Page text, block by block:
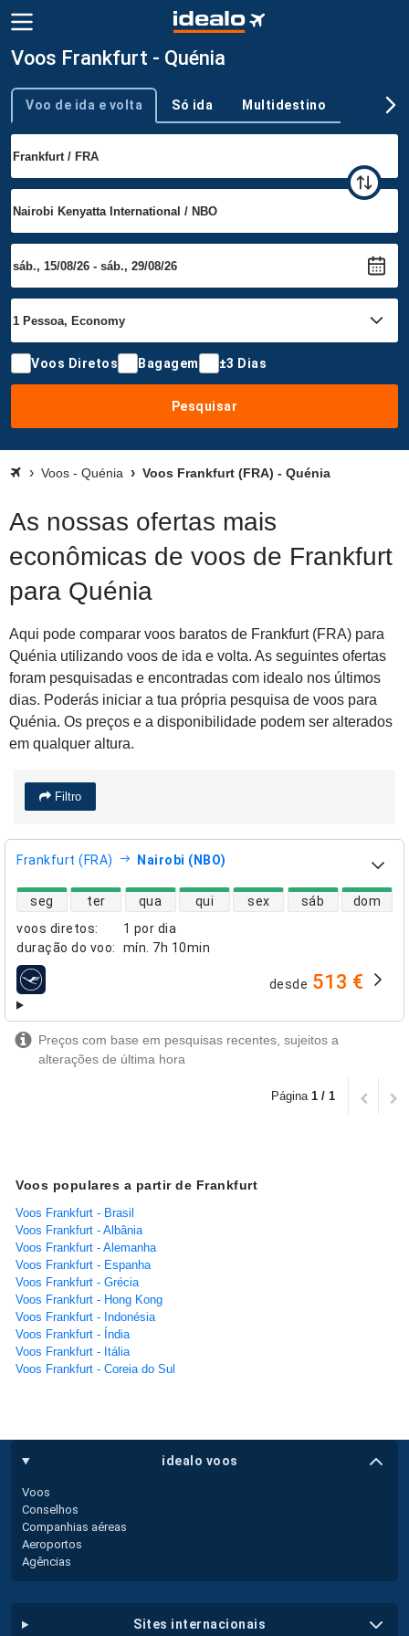
Voos Frankfurt - Quénia
Tipo de viagem
Voo de ida e volta Só ida Multidestino
Voos Diretos Bagagem ±3 Dias
Pesquisar
Voos - Quénia Voos Frankfurt (FRA) - Quénia
As nossas ofertas mais
econômicas de voos de Frankfurt
para Quénia
Aqui pode comparar voos baratos de Frankfurt (FRA) para
Quénia utilizando voos de ida e volta. As seguintes ofertas
foram pesquisadas e encontradas com idealo nos últimos
dias. Poderás iniciar a tua própria pesquisa de voos para
Quénia. Os preços e a disponibilidade podem ser alterados
em qualquer altura.
Filtro
Frankfurt (FRA) Nairobi (NBO)
voos diretos:
1 por dia
duração do voo: mín. 7h 10min
disponibilidade de voos diretos
seg ter qua qui sex sáb dom
companhias aéreas desde 513 €
Preços com base em pesquisas recentes, sujeitos a
alterações de última hora
Página 1 / 1
Voos populares a partir de Frankfurt
Voos Frankfurt - Brasil
Voos Frankfurt - Albânia
Voos Frankfurt - Alemanha
Voos Frankfurt - Espanha
Voos Frankfurt - Grécia
Voos Frankfurt - Hong Kong
Voos Frankfurt - Indonésia
Voos Frankfurt - Índia
Voos Frankfurt - Itália
Voos Frankfurt - Coreia do Sul
idealo voos
Voos
Conselhos
Companhias aéreas
Aeroportos
Agências
sites internacionais